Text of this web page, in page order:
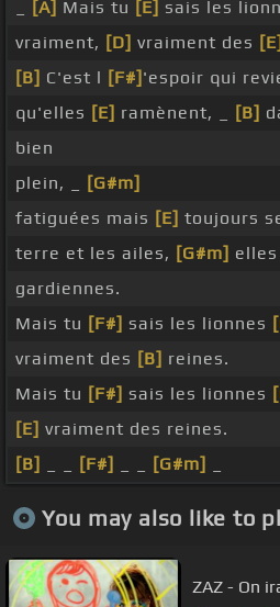
[A] Mais tu [E] sais les
vraiment, [D] vraiment des [E]
[B] C'est l [F#] 'espoir qui
qu'elles [E] ramènent, _ [B]
bien
plein, _
[G#m]
fatiguées mais [E] toujours
terre et les ailes, [G#m]
gardiennes.
Mais tu [F#] sais les lionnes
vraiment des [B] reines.
Mais tu [F#] sais les lionnes
[E] vraiment des reines.
[B]
[F#] [G#m]
You may also like to
ZAZ - On